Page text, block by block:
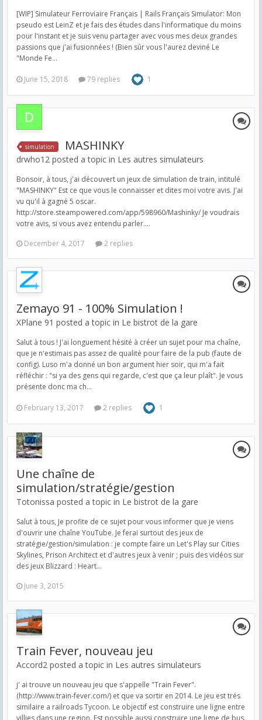
[WIP] Simulateur Ferroviaire Français | Rails Français Simulator: Mon
pseudo est LeinZ et je fais des études dans l'informatique du moins
pour l'instant et je suis venu partager avec vous mes deux grandes
passions que j'ai fusionnées ! (Bien sûr vous l'aurez deviné Le
"Monde Fe...
June 15, 2018 79 replies 1
simulation MASHINKY
drwho12 posted a topic in Les autres simulateurs
Bonsoir, à tous, j'ai découvert un jeux de simulation de train, intitulé
"MASHINKY" Est ce que vous le connaisser et dites moi votre avis. J'ai
vu qu'il à gagné 5 oscar.
http://store.steampowered.com/app/598960/Mashinky/ Je voudrais
votre avis, si vous avez entendu parler....
December 4, 2017
2 replies
Zemayo 91 - 100% Simulation !
XPlane 91 posted a topic in Le bistrot de la gare
Salut à tous ! J'ai longuement hésité à créer un sujet pour ma chaîne,
que je n'estimais pas assez de qualité pour faire de la pub (faute de
config). Luso m'a donné un bon argument hier soir, qui m'a fait
réfléchir : "si ya des gens qui regarde, c'est que ça leur plaît". Je vous
présente donc ma ch...
February 13, 2017 2 replies 1
Une chaîne de
simulation/stratégie/gestion
Totonissa posted a topic in Le bistrot de la gare
Salut à tous, Je profite de ce sujet pour vous informer que je viens
d'ouvrir une chaîne YouTube. Je ferai surtout des jeux de
stratégie/gestion/simulation : je compte faire un Let's Play sur Cities
Skylines, Prison Architect et d'autres jeux à venir ; puis des vidéos sur
des jeux Blizzard : Heart...
June 3, 2015
Train Fever, nouveau jeu
Accord2 posted a topic in Les autres simulateurs
j' ai trouve un nouveau jeu que s'appelle "Train Fever".
(http://www.train-fever.com/) et que va sortir en 2014. Le jeu est trés
similaire a railroads Tycoon. Le objectif est construire une ligne entre
villies dans une region. Est possible aussi construire une ligne de bus.